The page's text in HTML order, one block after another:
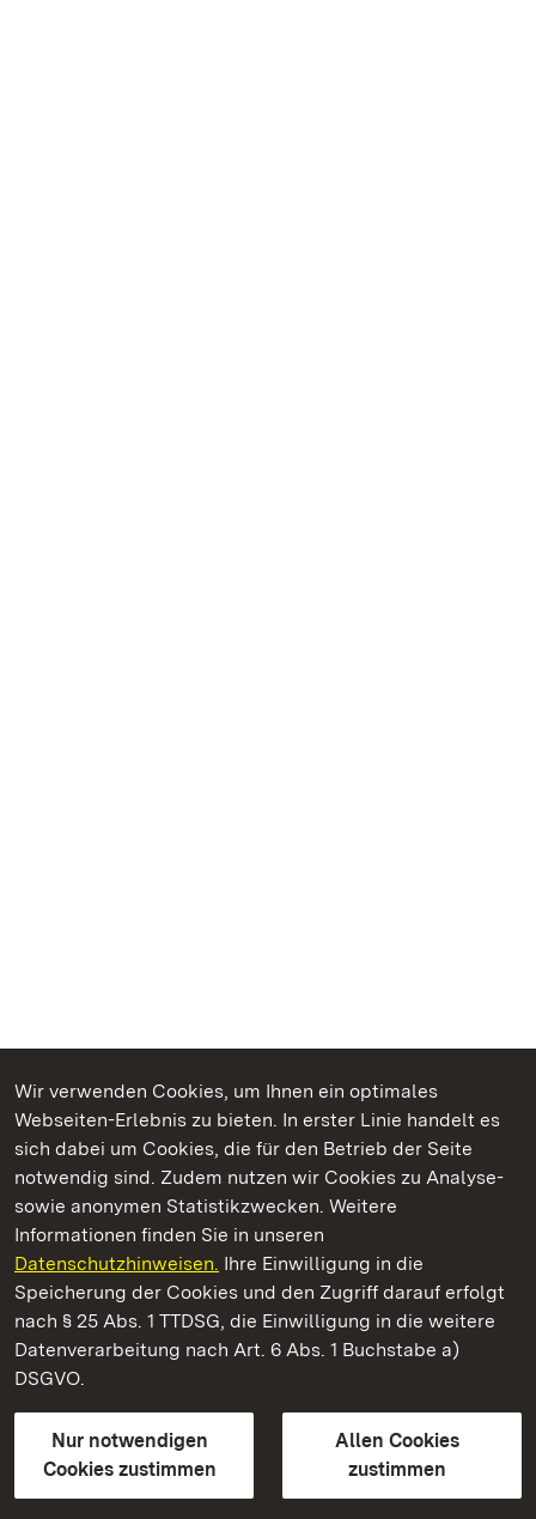
Wir verwenden Cookies, um Ihnen ein optimales
Webseiten-Erlebnis zu bieten. In erster Linie handelt es
sich dabei um Cookies, die für den Betrieb der Seite
notwendig sind. Zudem nutzen wir Cookies zu Analyse-
sowie anonymen Statistikzwecken. Weitere
Informationen finden Sie in unseren
Datenschutzhinweisen. Ihre Einwilligung in die
Speicherung der Cookies und den Zugriff darauf erfolgt
nach § 25 Abs. 1 TTDSG, die Einwilligung in die weitere
Datenverarbeitung nach Art. 6 Abs. 1 Buchstabe a)
DSGVO.
Nur notwendigen
Cookies zustimmen
Allen Cookies
zustimmen
Kommen. Staunen. Genießen.
Staatliche Schlösser und Gärten Baden‑Württemberg
Staatliche Schlösser und Gärten Baden-Württemberg
Kontakt
GebärdenspracheLeichte Sprache
Erklärung zur Barrierefreiheit
BITV-konform (geprüfte Seiten)